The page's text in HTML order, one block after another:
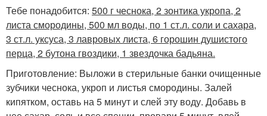
Тебе понадобится: 500 г чеснока, 2 зонтика укропа, 2
листа смородины, 500 мл воды, по 1 ст.л. соли и сахара,
3 ст.л. уксуса, 3 лавровых листа, 6 горошин душистого
перца, 2 бутона гвоздики, 1 звездочка бадьяна.
Приготовление: Выложи в стерильные банки очищенные
зубчики чеснока, укроп и листья смородины. Залей
кипятком, оставь на 5 минут и слей эту воду. Добавь в